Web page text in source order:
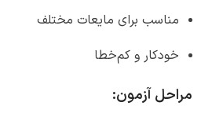
مناسب برای مایعات مختلف
خودکار و کم‌خطا
مراحل آزمون: